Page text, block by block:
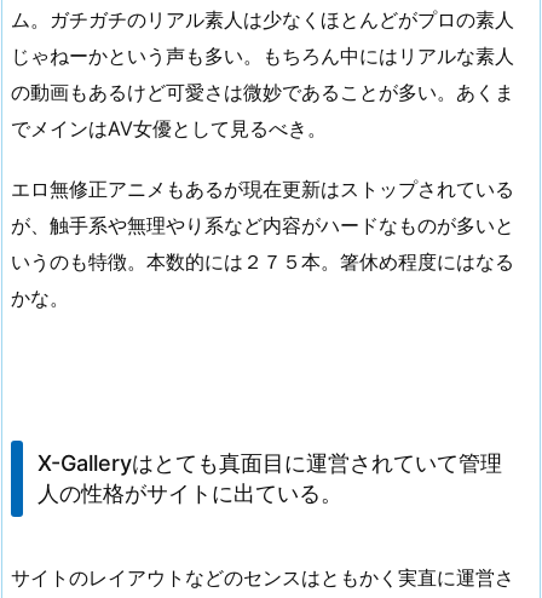
ム。ガチガチのリアル素人は少なくほとんどがプロの素人
じゃねーかという声も多い。もちろん中にはリアルな素人
の動画もあるけど可愛さは微妙であることが多い。あくま
でメインはAV女優として見るべき。
エロ無修正アニメもあるが現在更新はストップされている
が、触手系や無理やり系など内容がハードなものが多いと
いうのも特徴。本数的には２７５本。箸休め程度にはなる
かな。
X-Galleryはとても真面目に運営されていて管理
人の性格がサイトに出ている。
サイトのレイアウトなどのセンスはともかく実直に運営さ